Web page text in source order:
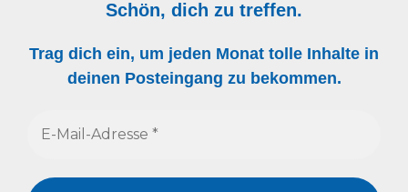
Schön, dich zu treffen.
Trag dich ein, um jeden Monat tolle Inhalte in
deinen Posteingang zu bekommen.